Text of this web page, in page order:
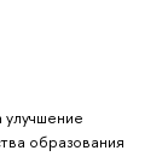
улучшение
образования